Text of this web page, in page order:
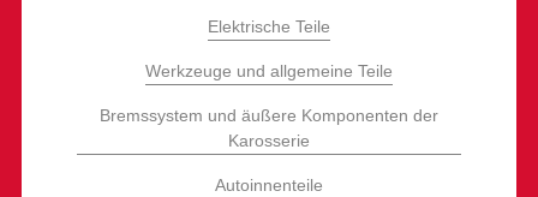
Elektrische Teile
Werkzeuge und allgemeine Teile
Bremssystem und äußere Komponenten der
Karosserie
Autoinnenteile